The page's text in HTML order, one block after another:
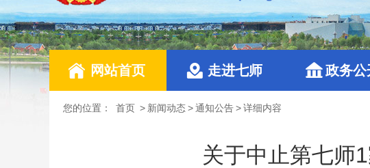
网站首页 走进七师 政务公
您的位置： 首页 > 新闻动态>通知公告>详细内容
关于中止第七师